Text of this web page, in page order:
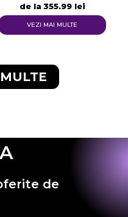
de la 355,99 lei
VEZI MAI MULTE
de